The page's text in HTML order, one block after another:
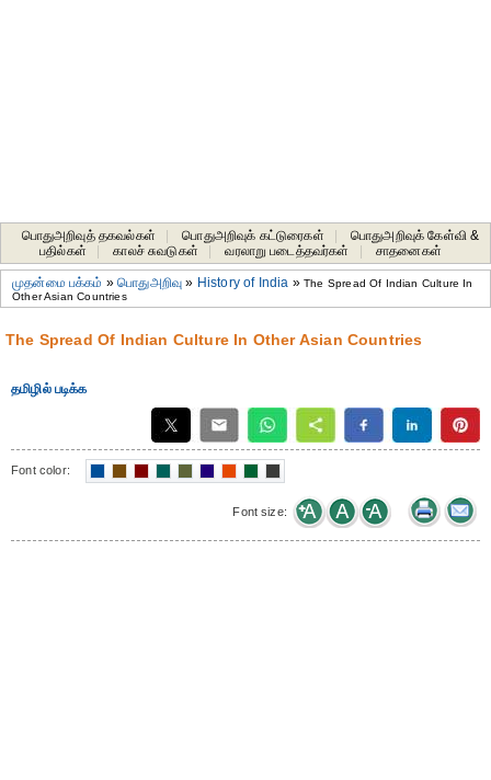
பொதுஅறிவுத் தகவல்கள் பொதுஅறிவுக் கட்டுரைகள்
பொதுஅறிவுக் கேள்வி &
பதில்கள்
காலச் சுவடுகள் வரலாறு படைத்தவர்கள் சாதனைகள்‎
முதன்மை பக்கம் »பொதுஅறிவு » History of India »The Spread Of Indian Culture In
Other Asian Countries
The Spread Of Indian Culture In Other Asian Countries
தமிழில் படிக்க
Font color:
Font size: